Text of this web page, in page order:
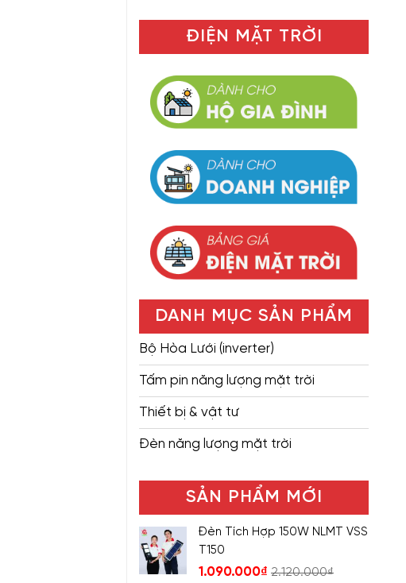
ĐIỆN MẶT TRỜI
DANH MỤC SẢN PHẨM
Bộ Hòa Lưới (inverter)
Tấm pin năng lượng mặt trời
Thiết bị & vật tư
Đèn năng lượng mặt trời
SẢN PHẨM MỚI
Đèn Tích Hợp 150W NLMT VSS
T150
1.090.000₫ 2.120.000₫